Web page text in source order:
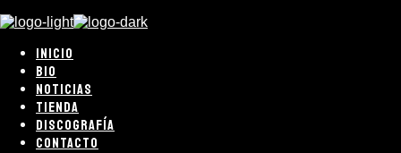
INICIO
BIO
NOTICIAS
TIENDA
DISCOGRAFÍA
CONTACTO